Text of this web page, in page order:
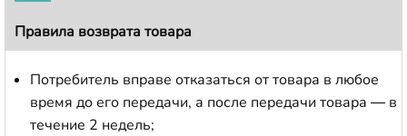
Правила возврата товара
Потребитель вправе отказаться от товара в любое
время до его передачи, а после передачи товара — в
течение 2 недель;